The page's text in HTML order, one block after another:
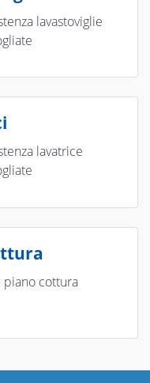
lavastoviglie
lavatrice
piano cottura